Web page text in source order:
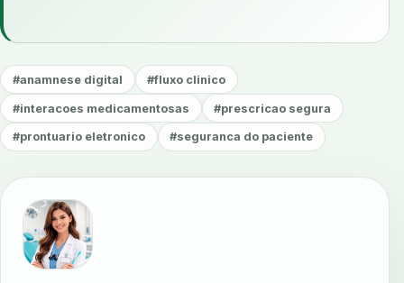
#anamnese digital #fluxo clinico
#interacoes medicamentosas #prescricao segura
#prontuario eletronico #seguranca do paciente